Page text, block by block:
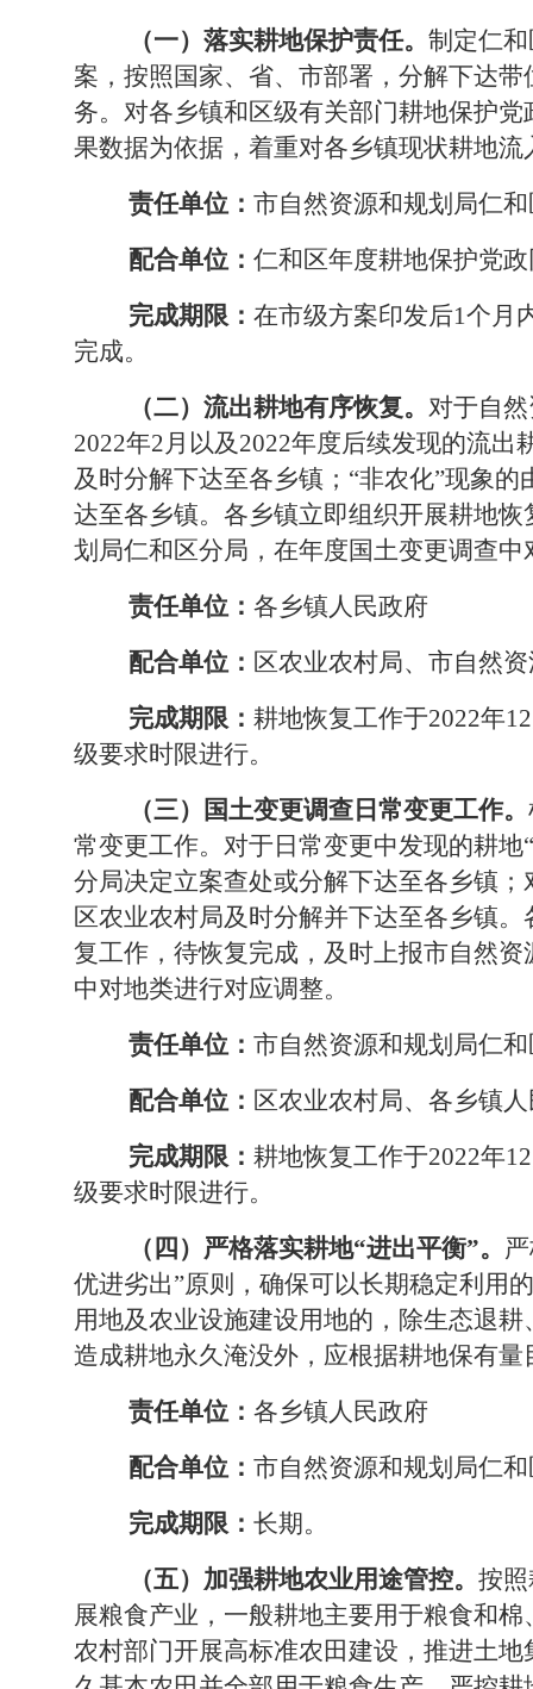
（一）落实耕地保护责任。 制定仁和
案，按照国家、省、市部署，分解下达
务。对各乡镇和区级有关部门耕地保护
果数据为依据，着重对各乡镇现状耕地
责任单位： 市自然资源和规划局仁
配合单位： 仁和区年度耕地保护党
完成期限： 在市级方案印发后1个月
完成。
（二）流出耕地有序恢复。 对于自
2022年2月以及 2022年度后续发现的流出
及时分解下达至各乡镇； “非农化”现象的
达至各乡镇。各乡镇立即组织开展耕地
划局仁和区分局，在年度国土变更调查中
责任单位： 各乡镇人民政府
配合单位： 区农业农村局、市自然
完成期限： 耕地恢复工作于2022年12
级要求时限进行。
（三）国土变更调查日常变更工作。
常变更工作。对于日常变更中发现的耕地“
分局决定立案查处或分解下达至各乡镇；
区农业农村局及时分解并下达至各乡镇。
复工作，待恢复完成，及时上报市自然
中对地类进行对应调整。
责任单位： 市自然资源和规划局仁
配合单位： 区农业农村局、各乡镇
完成期限： 耕地恢复工作于2022年12
级要求时限进行。
（四）严格落实耕地“进出平衡”。
优进劣出”原则，确保可以长期稳定利用
用地及农业设施建设用地的，除生态退
造成耕地永久淹没外，应根据耕地保有量
责任单位： 各乡镇人民政府
配合单位： 市自然资源和规划局仁
完成期限： 长期。
（五）加强耕地农业用途管控。 按
展粮食产业，一般耕地主要用于粮食和
农村部门开展高标准农田建设，推进土